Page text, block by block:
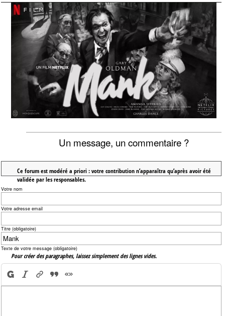
Un message, un commentaire ?
Ce forum est modéré a priori : votre contribution n’apparaîtra qu’après avoir été
validée par les responsables.
Votre nom
Votre adresse email
Titre (obligatoire)
Texte de votre message (obligatoire)
Pour créer des paragraphes, laissez simplement des lignes vides.